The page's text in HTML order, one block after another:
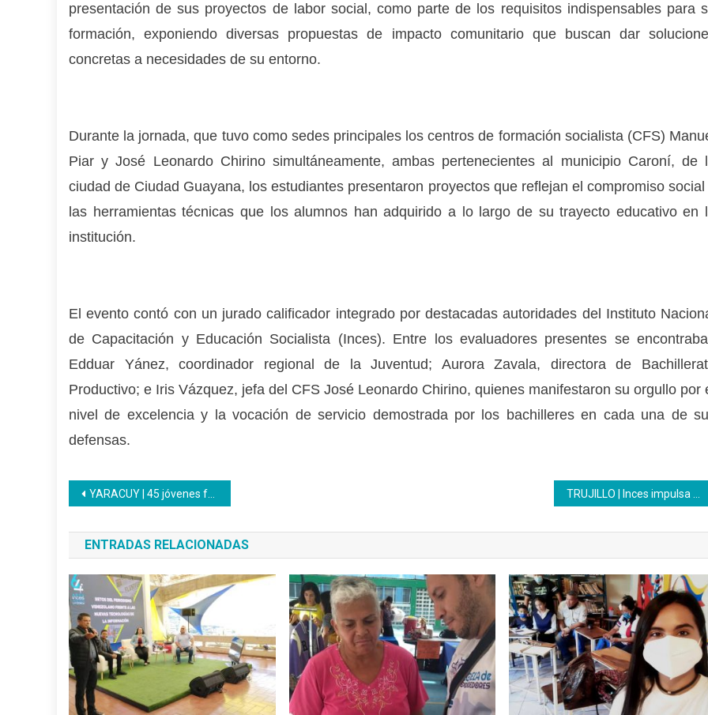
presentación de sus proyectos de labor social, como parte de los requisitos indispensables para
formación, exponiendo diversas propuestas de impacto comunitario que buscan dar
concretas a necesidades de su entorno.
Durante la jornada, que tuvo como sedes principales los centros de formación socialista (CFS)
Piar y José Leonardo Chirino simultáneamente, ambas pertenecientes al municipio Caroní, de
ciudad de Ciudad Guayana, los estudiantes presentaron proyectos que reflejan el compromiso social
las herramientas técnicas que los alumnos han adquirido a lo largo de su trayecto educativo en
institución.
El evento contó con un jurado calificador integrado por destacadas autoridades del Instituto
de Capacitación y Educación Socialista (Inces). Entre los evaluadores presentes se
Edduar Yánez, coordinador regional de la Juventud; Aurora Zavala, directora de
Productivo; e Iris Vázquez, jefa del CFS José Leonardo Chirino, quienes manifestaron su orgullo por
nivel de excelencia y la vocación de servicio demostrada por los bachilleres en cada una de
defensas.
Navegación
de
entradas
YARACUY | 45 jóvenes fueron incorporados al Programa Nacional de Aprendizaje
ENTRADAS RELACIONADAS